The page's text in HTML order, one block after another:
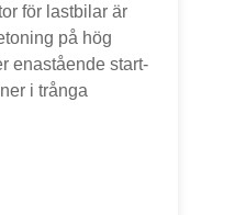
för lastbilar är
på hög
enastående start-
i trånga